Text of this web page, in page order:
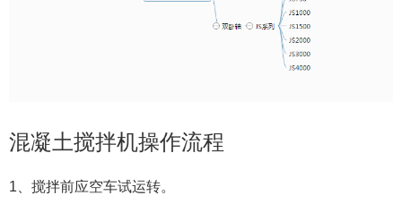
混凝土搅拌机操作流程
1、搅拌前应空车试运转。